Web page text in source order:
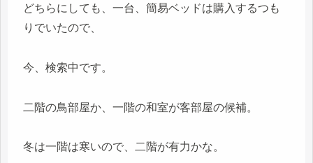
どちらにしても、一台、簡易ベッドは購入するつも
りでいたので、
今、検索中です。
二階の鳥部屋か、一階の和室が客部屋の候補。
冬は一階は寒いので、二階が有力かな。